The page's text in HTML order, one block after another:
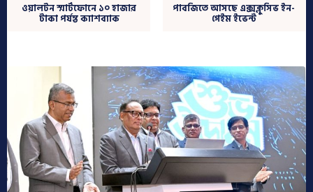
ওয়ালটন স্মার্টফোনে ১০ হাজার
টাকা পর্যন্ত ক্যাশব্যাক
পাবজিতে আসছে এক্সক্লুসিভ ইন-
গেইম ইভেন্ট